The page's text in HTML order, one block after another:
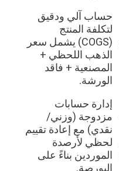
حساب آلي ودقيق
لتكلفة المنتج
(COGS) يشمل سعر
الذهب اللحظي +
المصنعية + فاقد
الورشة.
إدارة حسابات
مزدوجة (وزني/
نقدي) مع إعادة تقييم
لحظي لأرصدة
الموردين بناءً على
البورصة.